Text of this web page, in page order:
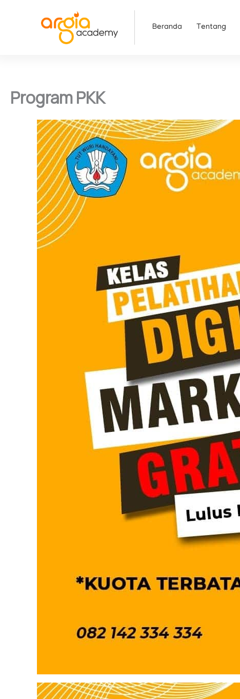
Beranda Tentang
Program PKK